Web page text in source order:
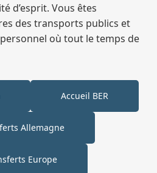
d’esprit. Vous êtes
des transports publics et
où tout le temps de
Accueil BER
Allemagne
Europe